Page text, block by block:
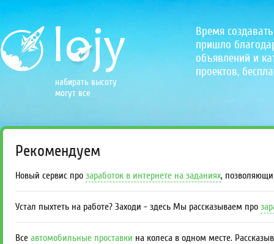
набирать высоту
могут все
Время
пришло
объявлений и
проектов,
Рекомендуем
Новый сервис про заработок в интернете на заданиях,
Устал пыхтеть на работе? Заходи - здесь Мы рассказываем про
Все автомобильные проставки на колеса в одном месте.